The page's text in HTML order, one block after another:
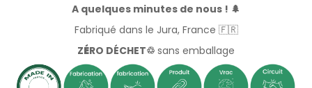
A quelques minutes de nous ! 🌲
Fabriqué dans le Jura, France 🇫🇷
ZÉRO DÉCHET♲ sans emballage